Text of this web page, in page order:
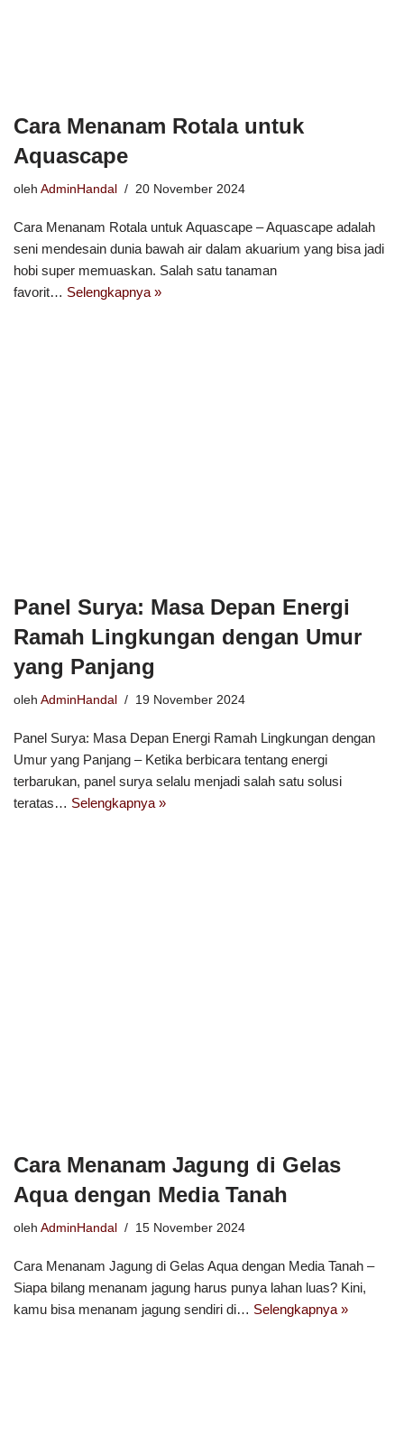
Cara Menanam Rotala untuk
Aquascape
oleh AdminHandal 20 November 2024
Cara Menanam Rotala untuk Aquascape – Aquascape adalah
seni mendesain dunia bawah air dalam akuarium yang bisa jadi
hobi super memuaskan. Salah satu tanaman
favorit… Selengkapnya »
Panel Surya: Masa Depan Energi
Ramah Lingkungan dengan Umur
yang Panjang
oleh AdminHandal 19 November 2024
Panel Surya: Masa Depan Energi Ramah Lingkungan dengan
Umur yang Panjang – Ketika berbicara tentang energi
terbarukan, panel surya selalu menjadi salah satu solusi
teratas… Selengkapnya »
Cara Menanam Jagung di Gelas
Aqua dengan Media Tanah
oleh AdminHandal 15 November 2024
Cara Menanam Jagung di Gelas Aqua dengan Media Tanah –
Siapa bilang menanam jagung harus punya lahan luas? Kini,
kamu bisa menanam jagung sendiri di… Selengkapnya »